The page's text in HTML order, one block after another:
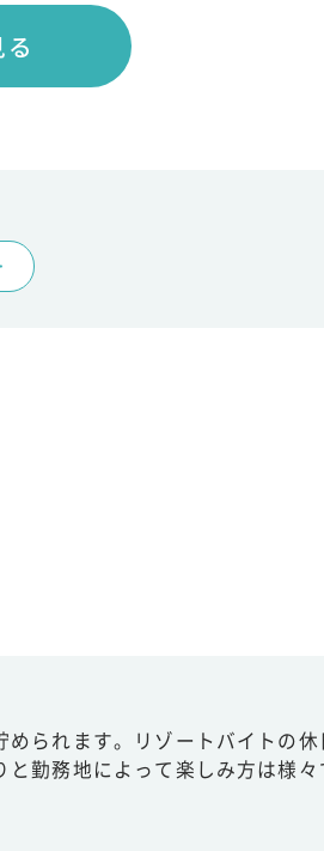
られます。リゾートバイトの
勤務地によって楽しみ方は様々